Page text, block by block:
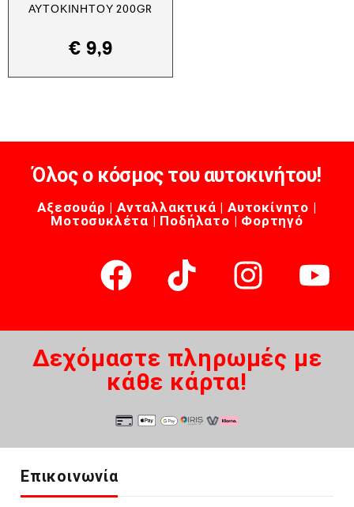
ΑΥΤΟΚΙΝΉΤΟΥ 200GR
€ 9,9
Όλος ο κόσμος του αυτοκινήτου!
Αξεσουάρ | Ανταλλακτικά | Αυτοκίνητο |
Μοτοσυκλέτα | Ποδήλατο | Φορτηγό
Δεχόμαστε πληρωμές με
κάθε κάρτα!
Επικοινωνία